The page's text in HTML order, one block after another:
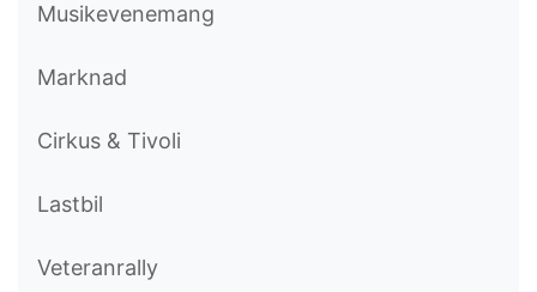
Musikevenemang
Marknad
Cirkus & Tivoli
Lastbil
Veteranrally